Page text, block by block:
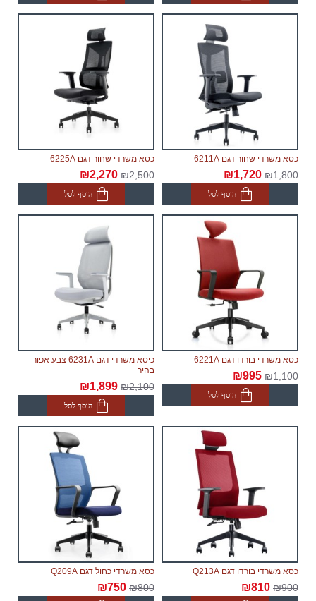
מהמפעל, תוך 60 ימי עבודה נוספים לאחר אספקת
הסחורה הראשונה לבית הלקוח.
כסא משרדי שחור דגם 6211A
₪1,800
₪1,720
הוסף לסל
כסא משרדי שחור דגם 6225A
₪2,500
₪2,270
הוסף לסל
כסא משרדי בורדו דגם 6221A
₪1,100
₪995
הוסף לסל
כיסא משרדי דגם 6231A צבע אפור
בהיר
₪2,100
₪1,899
הוסף לסל
כסא משרדי בורדו דגם Q213A
₪900
₪810
כסא משרדי כחול דגם Q209A
₪800
₪750